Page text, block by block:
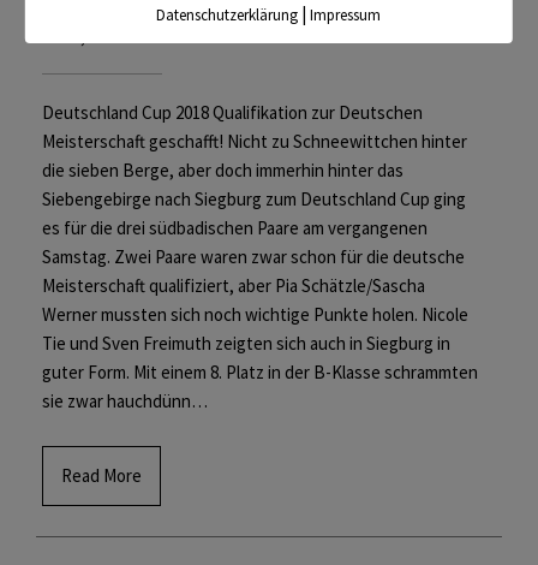
Deutschland Cup 2018 Qualifikation zur Deutschen
Meisterschaft geschafft! Nicht zu Schneewittchen hinter
die sieben Berge, aber doch immerhin hinter das
Siebengebirge nach Siegburg zum Deutschland Cup ging
es für die drei südbadischen Paare am vergangenen
Samstag. Zwei Paare waren zwar schon für die deutsche
Meisterschaft qualifiziert, aber Pia Schätzle/Sascha
Werner mussten sich noch wichtige Punkte holen. Nicole
Tie und Sven Freimuth zeigten sich auch in Siegburg in
guter Form. Mit einem 8. Platz in der B-Klasse schrammten
sie zwar hauchdünn…
Read More
Datenschutzerklärung |Impressum